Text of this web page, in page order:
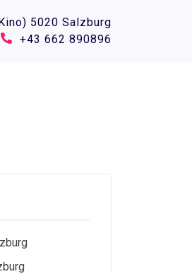
5020 Salzburg
+43 662 890896